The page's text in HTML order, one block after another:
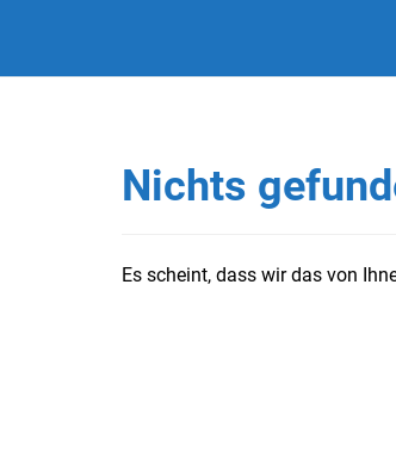
Nichts
Es scheint, dass wir das von